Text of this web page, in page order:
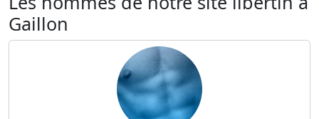
Gaillon